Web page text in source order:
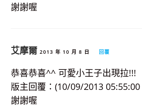
謝謝喔
艾摩爾 2013 年 10 月 8 日 回覆
恭喜恭喜^^ 可愛小王子出現拉!!!
版主回覆：(10/09/2013 05:55:00
謝謝喔